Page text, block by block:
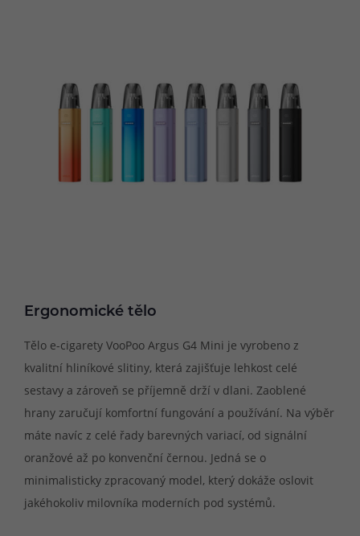
Ergonomické tělo
Tělo e-cigarety VooPoo Argus G4 Mini je vyrobeno z
kvalitní hliníkové slitiny, která zajišťuje lehkost celé
sestavy a zároveň se příjemně drží v dlani. Zaoblené
hrany zaručují komfortní fungování a používání. Na výběr
máte navíc z celé řady barevných variací, od signální
oranžové až po konvenční černou. Jedná se o
minimalisticky zpracovaný model, který dokáže oslovit
jakéhokoliv milovníka moderních pod systémů.